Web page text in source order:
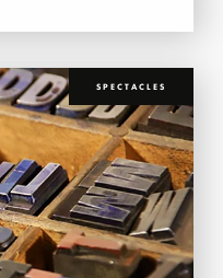
SPECTACLES